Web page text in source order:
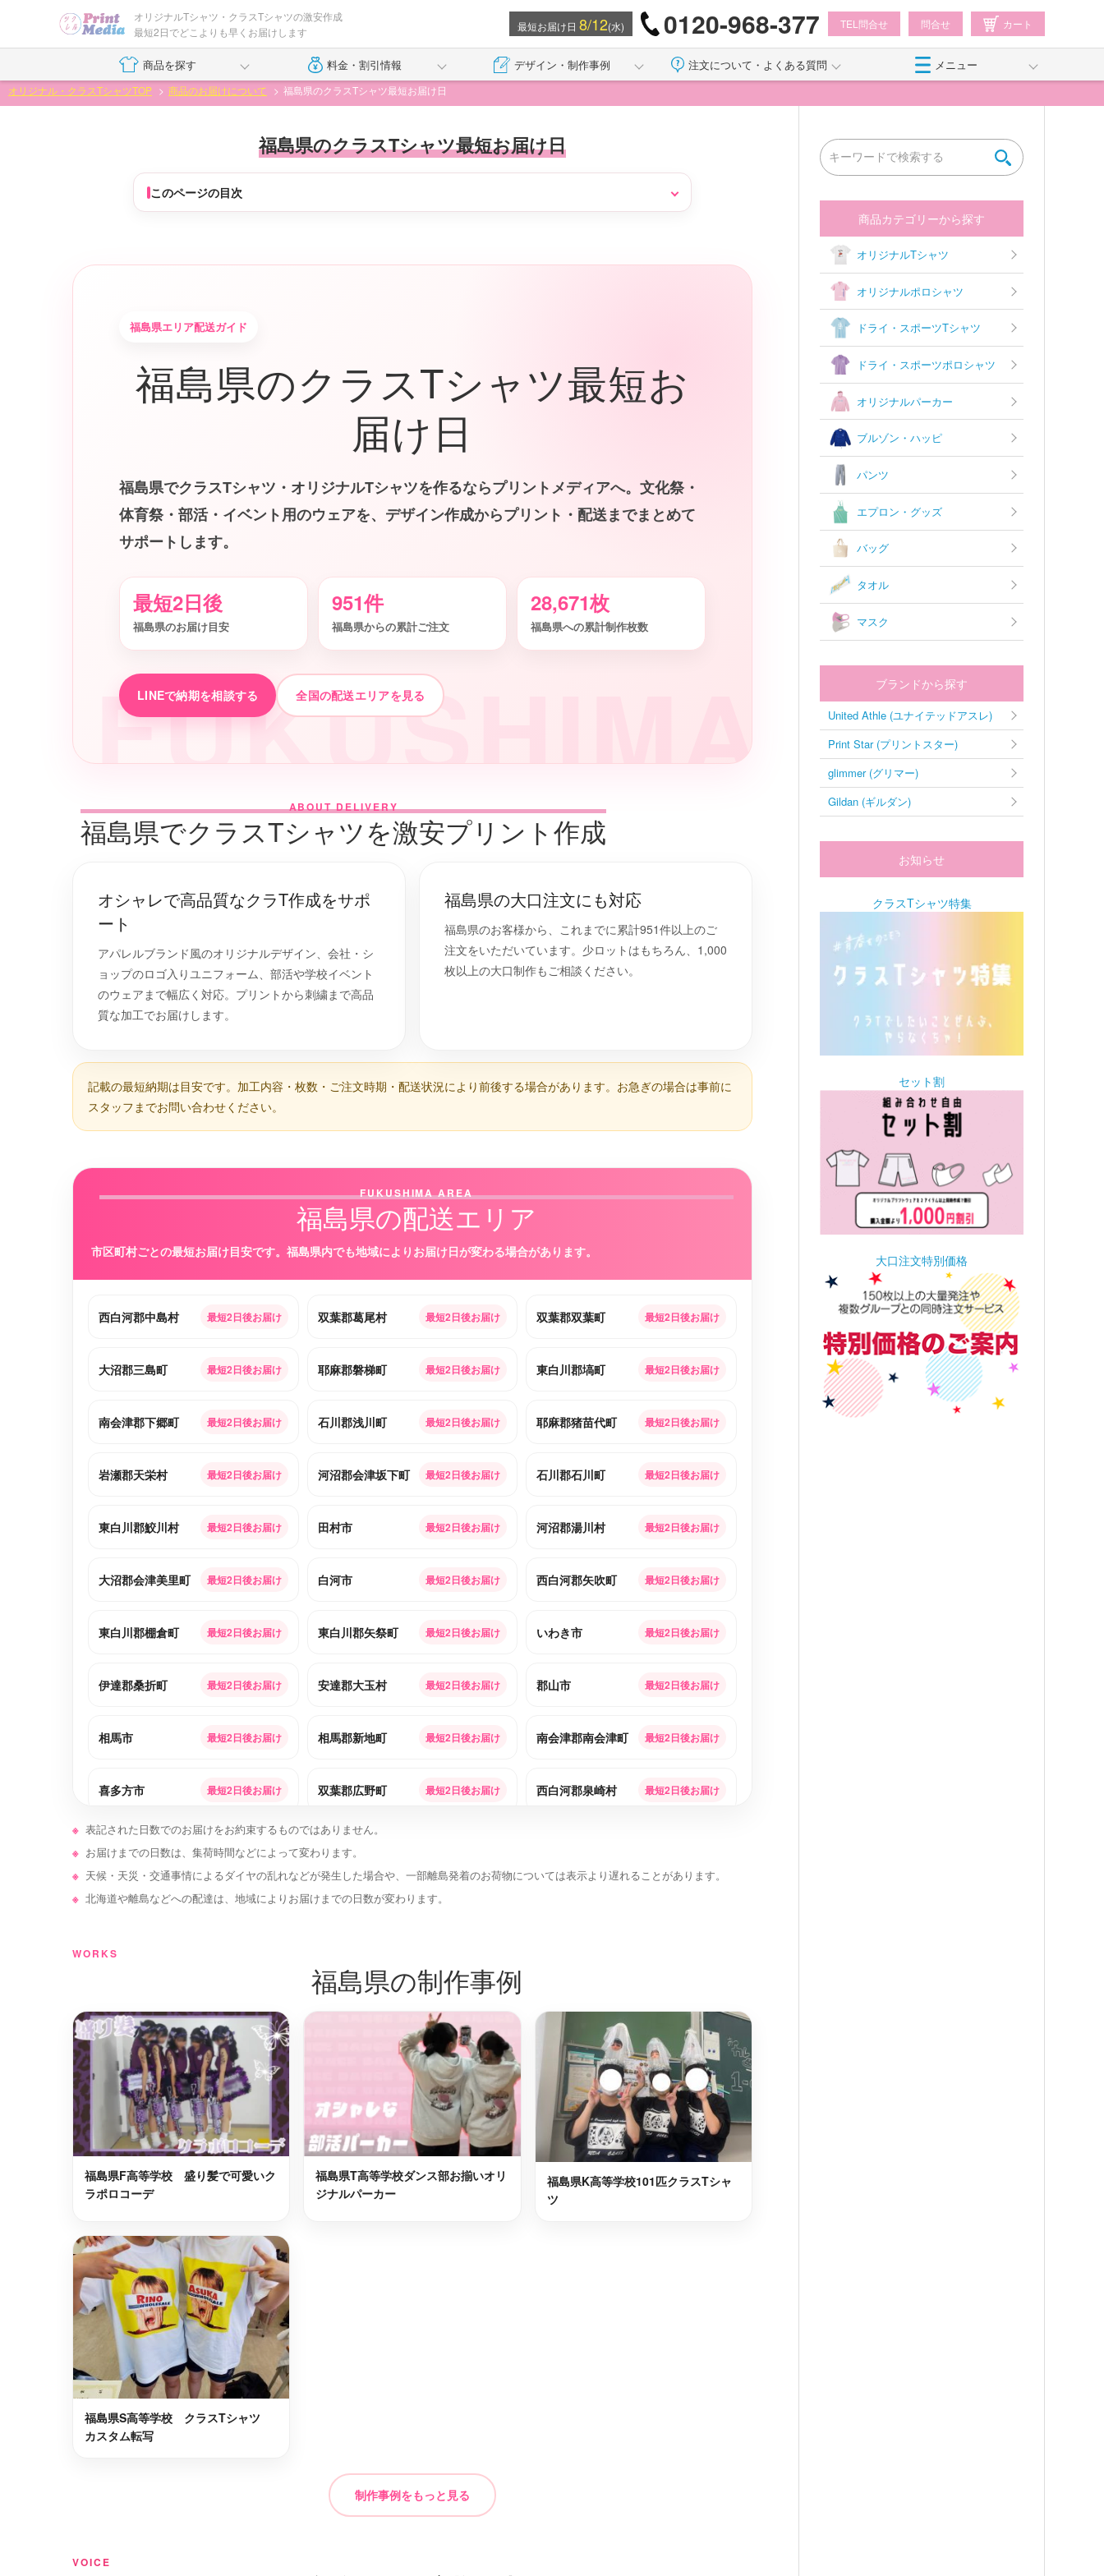
オリジナルTシャツ・クラスTシャツの激安作成
最短2日でどこよりも早くお届けします
最短お届け日8/12(水) 0120-968-377 TEL問合せ 問合せ カート
商品を探す 料金・割引情報 デザイン・制作事例 注文について・よくある質問 メニュー
オリジナル・クラスTシャツTOP 商品のお届けについて 福島県のクラスTシャツ最短お届け日
福島県のクラスTシャツ最短お届け日
このページの目次
FUKUSHIMA
福島県エリア配送ガイド
福島県のクラスTシャツ最短お
届け日
福島県でクラスTシャツ・オリジナルTシャツを作るならプリントメディアへ。文化祭・
体育祭・部活・イベント用のウェアを、デザイン作成からプリント・配送までまとめて
サポートします。
最短2日後
福島県のお届け目安
951件
福島県からの累計ご注文
28,671枚
福島県への累計制作枚数
LINEで納期を相談する 全国の配送エリアを見る
ABOUT DELIVERY
福島県でクラスTシャツを激安プリント作成
オシャレで高品質なクラT作成をサポ
ート
アパレルブランド風のオリジナルデザイン、会社・シ
ョップのロゴ入りユニフォーム、部活や学校イベント
のウェアまで幅広く対応。プリントから刺繍まで高品
質な加工でお届けします。
福島県の大口注文にも対応
福島県のお客様から、これまでに累計951件以上のご
注文をいただいています。少ロットはもちろん、1,000
枚以上の大口制作もご相談ください。
記載の最短納期は目安です。加工内容・枚数・ご注文時期・配送状況により前後する場合があります。お急ぎの場合は事前に
スタッフまでお問い合わせください。
FUKUSHIMA AREA
福島県の配送エリア
市区町村ごとの最短お届け目安です。福島県内でも地域によりお届け日が変わる場合があります。
西白河郡中島村 最短2日後お届け 双葉郡葛尾村 最短2日後お届け 双葉郡双葉町 最短2日後お届け
大沼郡三島町 最短2日後お届け 耶麻郡磐梯町 最短2日後お届け 東白川郡塙町 最短2日後お届け
南会津郡下郷町 最短2日後お届け 石川郡浅川町 最短2日後お届け 耶麻郡猪苗代町 最短2日後お届け
岩瀬郡天栄村 最短2日後お届け 河沼郡会津坂下町 最短2日後お届け 石川郡石川町 最短2日後お届け
東白川郡鮫川村 最短2日後お届け 田村市 最短2日後お届け 河沼郡湯川村 最短2日後お届け
大沼郡会津美里町 最短2日後お届け 白河市 最短2日後お届け 西白河郡矢吹町 最短2日後お届け
東白川郡棚倉町 最短2日後お届け 東白川郡矢祭町 最短2日後お届け いわき市 最短2日後お届け
伊達郡桑折町 最短2日後お届け 安達郡大玉村 最短2日後お届け 郡山市 最短2日後お届け
相馬市 最短2日後お届け 相馬郡新地町 最短2日後お届け 南会津郡南会津町 最短2日後お届け
喜多方市 最短2日後お届け 双葉郡広野町 最短2日後お届け 西白河郡泉崎村 最短2日後お届け
須賀川市 最短2日後お届け 本宮市 最短2日後お届け
福島市
石川郡玉川村 最短2日後お届け
伊達市 最短2日後お届け 最短2日後お届け 石川郡古殿町 最短2日後お届け
石川郡平田村 最短2日後お届け 会津若松市 最短2日後お届け 双葉郡富岡町 最短2日後お届け
相馬郡飯舘村 最短2日後お届け 伊達郡国見町 最短2日後お届け 南相馬市 最短2日後お届け
双葉郡楢葉町
南会津郡檜枝岐村 最短2日後お届け
耶麻郡北塩原村 最短2日後お届け
表記された日数でのお届けをお約束するものではありません。
お届けまでの日数は、集荷時間などによって変わります。
天候・天災・交通事情によるダイヤの乱れなどが発生した場合や、一部離島発着のお荷物については表示より遅れることがあります。
北海道や離島などへの配達は、地域によりお届けまでの日数が変わります。
WORKS
福島県の制作事例
福島県F高等学校 盛り髪で可愛いク
ラポロコーデ
福島県T高等学校ダンス部お揃いオリ
ジナルパーカー
福島県K高等学校101匹クラスTシャ
ツ
福島県S高等学校 クラスTシャツ
カスタム転写
制作事例をもっと見る
VOICE
商品カテゴリーから探す
オリジナルTシャツ
オリジナルポロシャツ
ドライ・スポーツTシャツ
ドライ・スポーツポロシャツ
オリジナルパーカー
ブルゾン・ハッピ
パンツ
エプロン・グッズ
バッグ
タオル
マスク
ブランドから探す
United Athle (ユナイテッドアスレ)
Print Star (プリントスター)
glimmer (グリマー)
Gildan (ギルダン)
お知らせ
クラスTシャツ特集
セット割
大口注文特別価格